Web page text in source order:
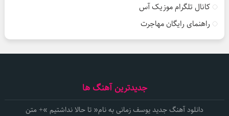
کانال تلگرام موزیک آس
راهنمای رایگان مهاجرت
جدیدترین آهنگ ها
دانلود آهنگ جدید یوسف زمانی به نام« تا حالا نداشتیم »+ متن